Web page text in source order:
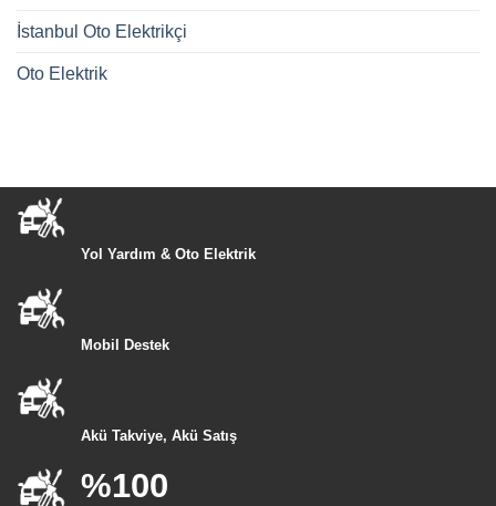
İstanbul Oto Elektrikçi
Oto Elektrik
Yol Yardım & Oto Elektrik
Mobil Destek
Akü Takviye, Akü Satış
%100